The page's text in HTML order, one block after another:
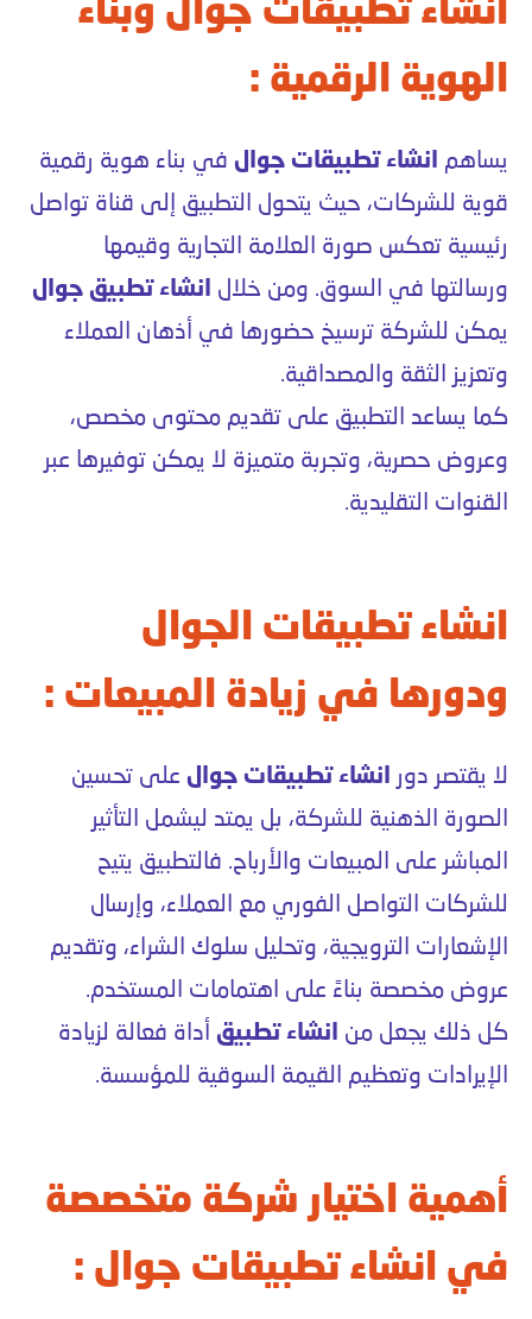
انشاء تطبيقات جوال وبناء
الهوية الرقمية :
يساهم انشاء تطبيقات جوال في بناء هوية رقمية
قوية للشركات، حيث يتحول التطبيق إلى قناة تواصل
رئيسية تعكس صورة العلامة التجارية وقيمها
ورسالتها في السوق. ومن خلال
انشاء تطبيق جوال
يمكن للشركة ترسيخ حضورها في أذهان العملاء
وتعزيز الثقة والمصداقية.
كما يساعد التطبيق على تقديم محتوى مخصص،
وعروض حصرية، وتجربة متميزة لا يمكن توفيرها عبر
القنوات التقليدية.
انشاء تطبيقات الجوال
ودورها في زيادة المبيعات :
لا يقتصر دور انشاء تطبيقات جوال على تحسين
الصورة الذهنية للشركة، بل يمتد ليشمل التأثير
المباشر على المبيعات والأرباح. فالتطبيق يتيح
للشركات التواصل الفوري مع العملاء، وإرسال
الإشعارات الترويجية، وتحليل سلوك الشراء، وتقديم
عروض مخصصة بناءً على اهتمامات المستخدم.
كل ذلك يجعل من
انشاء تطبيق أداة فعالة لزيادة
الإيرادات وتعظيم القيمة السوقية للمؤسسة.
أهمية اختيار شركة متخصصة
في انشاء تطبيقات جوال :